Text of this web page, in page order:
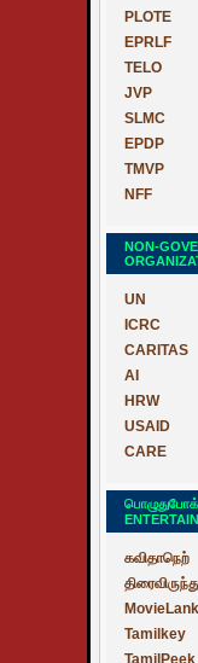
PLOTE
EPRLF
TELO
JVP
SLMC
EPDP
TMVP
NFF
NON-
UN
ICRC
CARITAS
AI
HRW
USAID
CARE
கவிதாநெற்
Tamilkey
TamilPeek